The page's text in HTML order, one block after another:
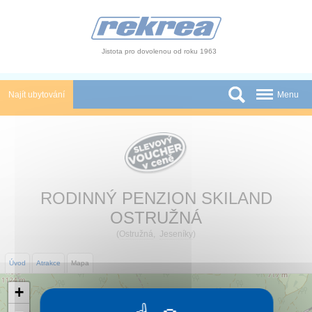
Jistota pro dovolenou od roku 1963
Najít ubytování
O nás
Menu
RODINNÝ PENZION SKILAND
OSTRUŽNÁ
(Ostružná, Jeseníky)
Úvod Atrakce Mapa
+